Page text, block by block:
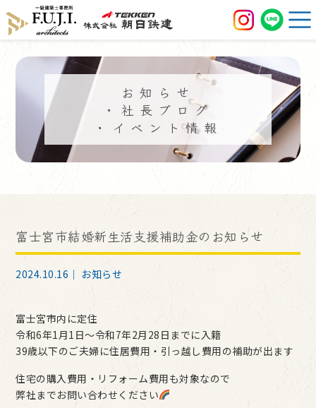
お知らせ
・社長ブログ
・イベント情報
富士宮市結婚新生活支援補助金のお知らせ
2024.10.16｜ お知らせ
富士宮市内に定住
令和6年1月1日～令和7年2月28日までに入籍
39歳以下のご夫婦に住居費用・引っ越し費用の補助が出ます
住宅の購入費用・リフォーム費用も対象なので
弊社までお問い合わせください